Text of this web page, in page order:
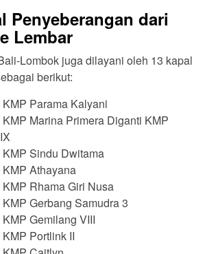
Penyeberangan dari
Lembar
Lombok juga dilayani oleh 13 kapal
berikut:
KMP Parama Kalyani
KMP Marina Primera Diganti KMP
KMP Sindu Dwitama
KMP Athayana
KMP Rhama Giri Nusa
KMP Gerbang Samudra 3
KMP Gemilang VIII
KMP Portlink II